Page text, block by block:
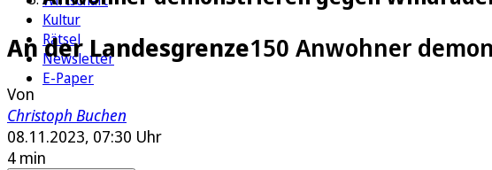
Kultur
Rätsel
Newsletter
E-Paper
An der Landesgrenze150 Anwohner
Von
Christoph Buchen
08.11.2023, 07:30 Uhr
4 min